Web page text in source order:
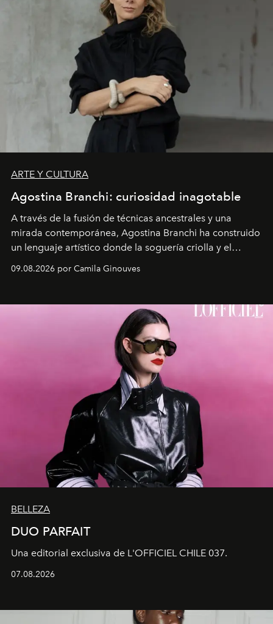
ARTE Y CULTURA
Agostina Branchi: curiosidad inagotable
A través de la fusión de técnicas ancestrales y una
mirada contemporánea, Agostina Branchi ha construido
un lenguaje artístico donde la soguería criolla y el
como fluidas. En septiembre la artista presentará una
Montecarmelo.
09.08.2026 por Camila Ginouves
BELLEZA
DUO PARFAIT
Una editorial exclusiva de L'OFFICIEL CHILE 037.
07.08.2026